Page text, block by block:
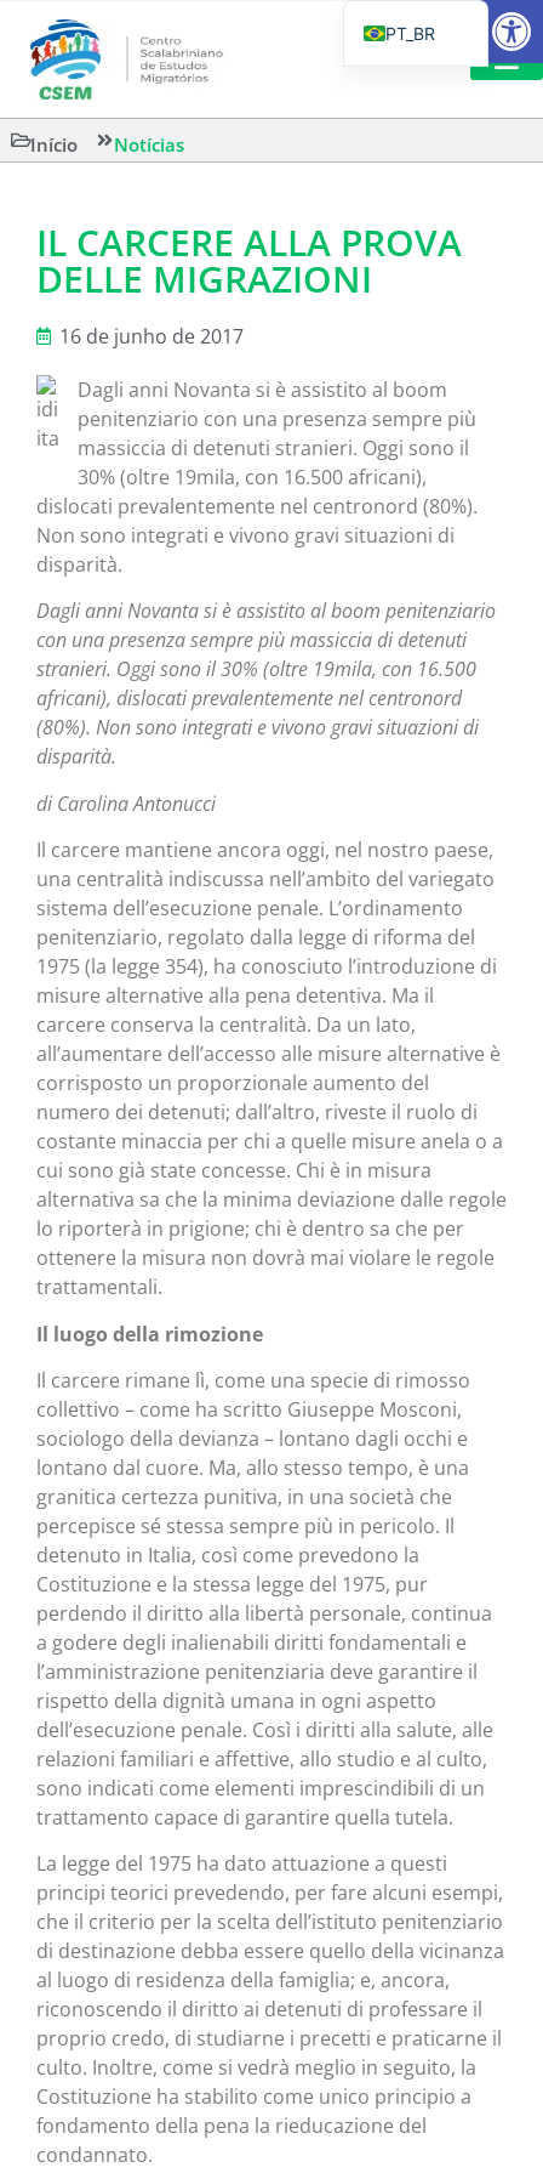
Início Notícias
IL CARCERE ALLA PROVA
DELLE MIGRAZIONI
16 de junho de 2017
Dagli anni Novanta si è assistito al boom
penitenziario con una presenza sempre più
massiccia di detenuti stranieri. Oggi sono il
30% (oltre 19mila, con 16.500 africani),
dislocati prevalentemente nel centronord (80%).
Non sono integrati e vivono gravi situazioni di
disparità.
Dagli anni Novanta si è assistito al boom penitenziario
con una presenza sempre più massiccia di detenuti
stranieri. Oggi sono il 30% (oltre 19mila, con 16.500
africani), dislocati prevalentemente nel centronord
(80%). Non sono integrati e vivono gravi situazioni di
disparità.
di Carolina Antonucci
Il carcere mantiene ancora oggi, nel nostro paese,
una centralità indiscussa nell’ambito del variegato
sistema dell’esecuzione penale. L’ordinamento
penitenziario, regolato dalla legge di riforma del
1975 (la legge 354), ha conosciuto l’introduzione di
misure alternative alla pena detentiva. Ma il
carcere conserva la centralità. Da un lato,
all’aumentare dell’accesso alle misure alternative è
corrisposto un proporzionale aumento del
numero dei detenuti; dall’altro, riveste il ruolo di
costante minaccia per chi a quelle misure anela o a
cui sono già state concesse. Chi è in misura
alternativa sa che la minima deviazione dalle regole
lo riporterà in prigione; chi è dentro sa che per
ottenere la misura non dovrà mai violare le regole
trattamentali.
Il luogo della rimozione
Il carcere rimane lì, come una specie di rimosso
collettivo – come ha scritto Giuseppe Mosconi,
sociologo della devianza – lontano dagli occhi e
lontano dal cuore. Ma, allo stesso tempo, è una
granitica certezza punitiva, in una società che
percepisce sé stessa sempre più in pericolo. Il
detenuto in Italia, così come prevedono la
Costituzione e la stessa legge del 1975, pur
perdendo il diritto alla libertà personale, continua
a godere degli inalienabili diritti fondamentali e
l’amministrazione penitenziaria deve garantire il
rispetto della dignità umana in ogni aspetto
dell’esecuzione penale. Così i diritti alla salute, alle
relazioni familiari e affettive, allo studio e al culto,
sono indicati come elementi imprescindibili di un
trattamento capace di garantire quella tutela.
La legge del 1975 ha dato attuazione a questi
principi teorici prevedendo, per fare alcuni esempi,
che il criterio per la scelta dell’istituto penitenziario
di destinazione debba essere quello della vicinanza
al luogo di residenza della famiglia; e, ancora,
riconoscendo il diritto ai detenuti di professare il
proprio credo, di studiarne i precetti e praticarne il
culto. Inoltre, come si vedrà meglio in seguito, la
Costituzione ha stabilito come unico principio a
fondamento della pena la rieducazione del
condannato.
PT_BR
IT